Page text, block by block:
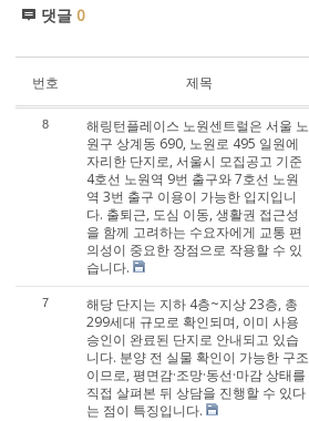
댓글 0
번호 제목
8
해링턴플레이스 노원센트럴은 서울 노
원구 상계동 690, 노원로 495 일원에
자리한 단지로, 서울시 모집공고 기준
4호선 노원역 9번 출구와 7호선 노원
역 3번 출구 이용이 가능한 입지입니
다. 출퇴근, 도심 이동, 생활권 접근성
을 함께 고려하는 수요자에게 교통 편
의성이 중요한 장점으로 작용할 수 있
습니다.
7
해당 단지는 지하 4층~지상 23층, 총
299세대 규모로 확인되며, 이미 사용
승인이 완료된 단지로 안내되고 있습
니다. 분양 전 실물 확인이 가능한 구조
이므로, 평면감·조망·동선·마감 상태를
직접 살펴본 뒤 상담을 진행할 수 있다
는 점이 특징입니다.